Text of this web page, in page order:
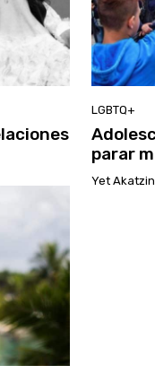
LGBTQ+
parar
Yet